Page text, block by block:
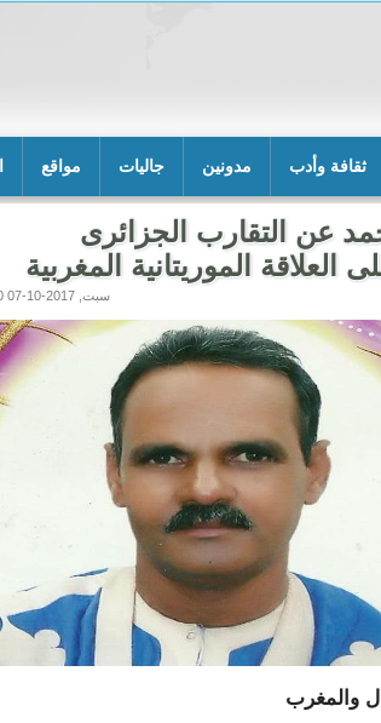
ثقافة وأدب مدونين جاليات مواقع
عن التقارب الجزائرى
العلاقة الموريتانية المغربية
سبت, 2017-10-07 18:20
والمغرب